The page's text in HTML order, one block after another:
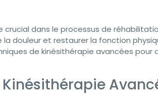
crucial dans le processus de
douleur et restaurer la fonction
de kinésithérapie avancées pour